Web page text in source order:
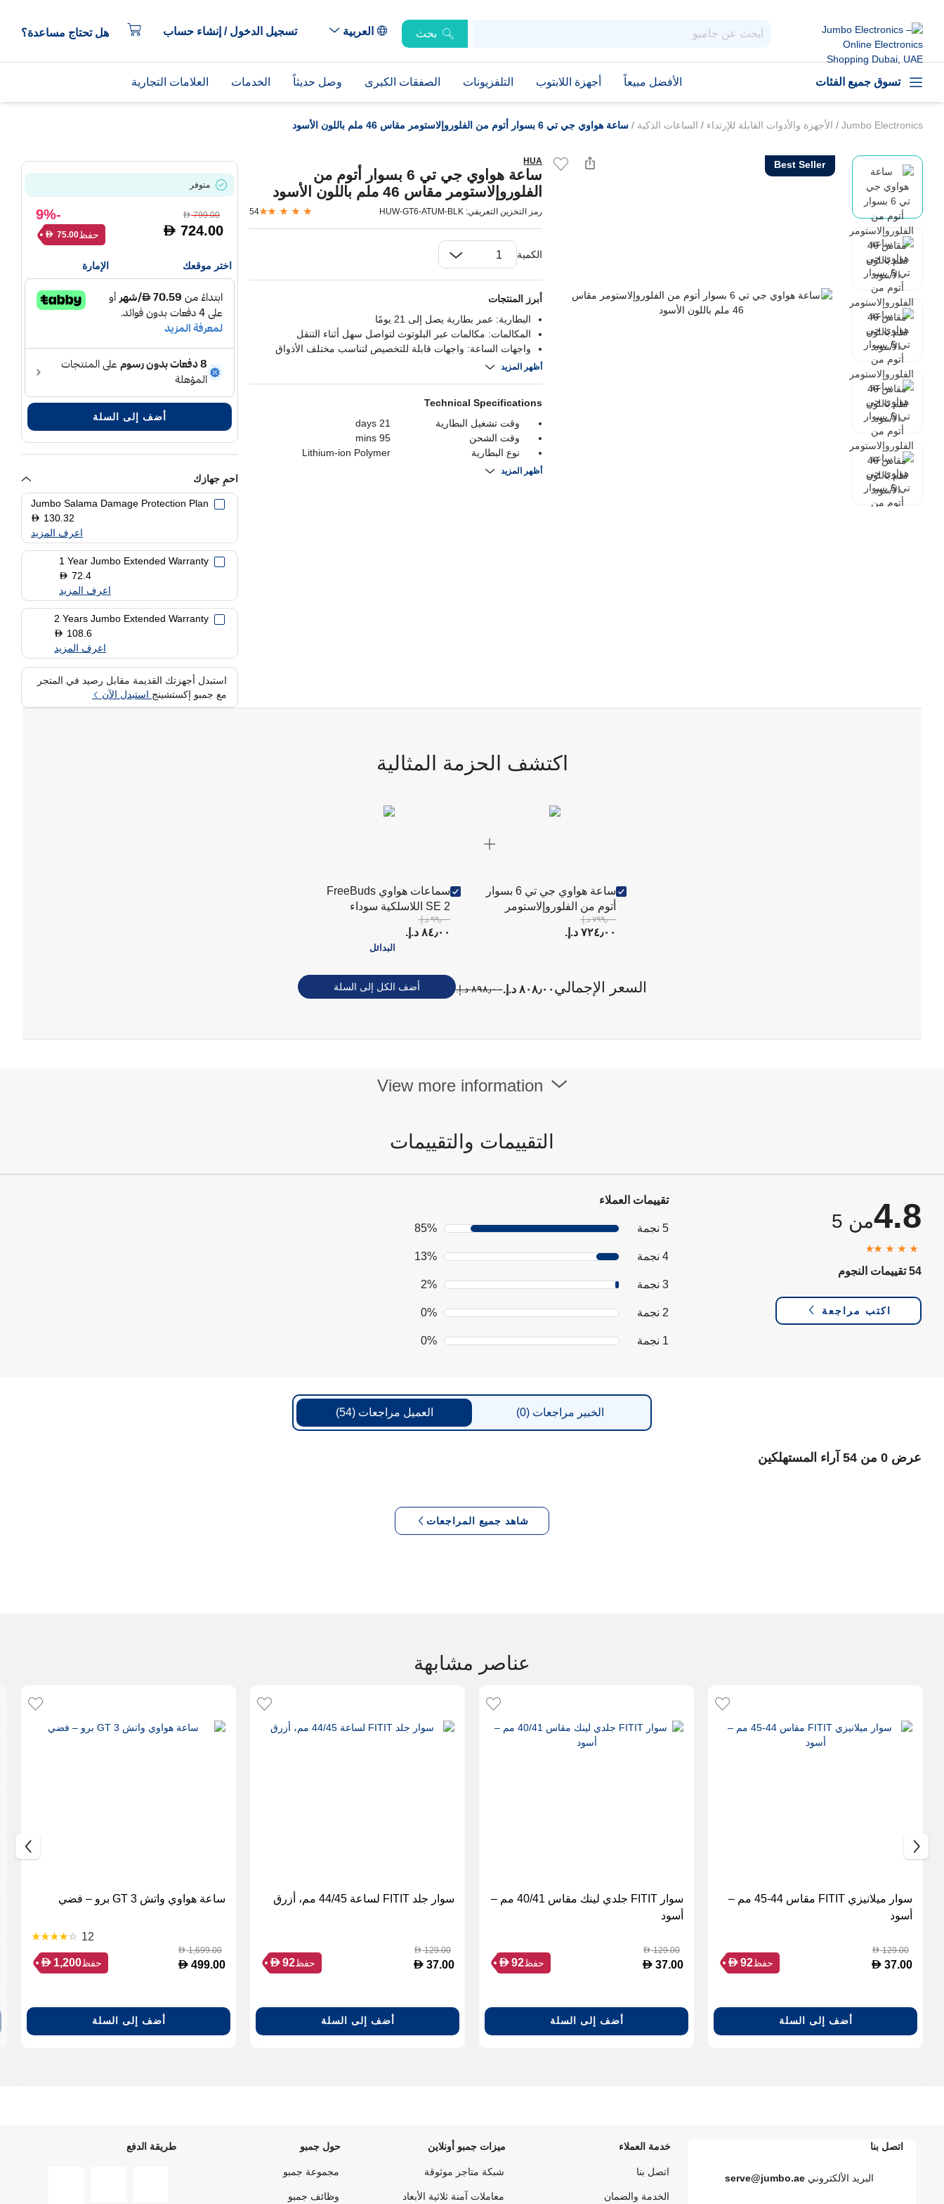
بحث العربية تسجيل الدخول / إنشاء حساب هل تحتاج مساعدة؟
تسوق جميع الفئات الأفضل مبيعاً أجهزة اللابتوب التلفزيونات الصفقات الكبرى وصل حديثاً الخدمات العلامات التجارية
Jumbo Electronics
/ الأجهزة والأدوات القابلة للإرتداء / الساعات الذكية / ساعة هواوي جي تي 6 بسوار أتوم من الفلوروإلاستومر مقاس 46 ملم باللون الأسود
Best Seller
HUA
ساعة هواوي جي تي 6 بسوار أتوم من
الفلوروإلاستومر مقاس 46 ملم باللون الأسود
رمز التخزين التعريفي: HUW-GT6-ATUM-BLK 54
الكمية
أبرز المنتجات
البطارية: عمر بطارية يصل إلى 21 يومًا
المكالمات: مكالمات عبر البلوتوث لتواصل سهل أثناء التنقل
واجهات الساعة: واجهات قابلة للتخصيص لتناسب مختلف الأذواق
والمناسبات
أظهر المزيد
Technical Specifications
وقت تشغيل البطارية
21 days
وقت الشحن
95 mins
نوع البطارية
Lithium-ion Polymer
بلوتوث
أظهر المزيد
متوفر
D799.00
D 724.00
-9%
حفظ D 75.00
اختر موقعك الإمارة
أضف إلى السلة
احمِ جهازك
Jumbo Salama Damage Protection Plan
D 130.32
اعرف المزيد
1 Year Jumbo Extended Warranty
D 72.4
اعرف المزيد
2 Years Jumbo Extended Warranty
D 108.6
اعرف المزيد
استبدل أجهزتك القديمة مقابل رصيد في المتجر
مع جمبو إكستشينج استبدل الآن
اكتشف الحزمة المثالية
ساعة هواوي جي تي 6 بسوار
أتوم من الفلوروإلاستومر
مقاس 46 ملم باللون الأسود
٧٢٤٫٠٠ د.إ.‏
٧٩٩٫٠٠ د.إ.‏
سماعات هواوي FreeBuds
SE 2 اللاسلكية سوداء
٨٤٫٠٠ د.إ.‏
٩٩٫٠٠ د.إ.‏
البدائل
السعر الإجمالي ٨٠٨٫٠٠ د.إ.‏ ٨٩٨٫٠٠ د.إ.‏ أضف الكل إلى السلة
View more information
التقييمات والتقييمات
4.8من 5
54 تقييمات النجوم
اكتب مراجعة
تقييمات العملاء
5 نجمة 85%
4 نجمة 13%
3 نجمة 2%
2 نجمة 0%
1 نجمة 0%
العميل مراجعات (54) الخبير مراجعات (0)
عرض 0 من 54 آراء المستهلكين
شاهد جميع المراجعات
عناصر مشابهة
سوار ميلانيزي FITIT مقاس 44-45 مم –
أسود
D129.00
D 37.00 حفظ D 92
أضف إلى السلة
سوار FITIT جلدي لينك مقاس 40/41 مم –
أسود
D129.00
D 37.00 حفظ D 92
أضف إلى السلة
سوار جلد FITIT لساعة 44/45 مم، أزرق
D129.00
D 37.00 حفظ D 92
أضف إلى السلة
ساعة هواوي واتش GT 3 برو – فضي
12
D1,699.00
D 499.00 حفظ D 1,200
أضف إلى السلة
اتصل بنا
البريد الألكتروني serve@jumbo.ae
خدمة العملاء
اتصل بنا
الخدمة والضمان
ميزات جمبو أونلاين
شبكة متاجر موثوقة
معاملات آمنة ثلاثية الأبعاد
حول جمبو
مجموعة جمبو
وظائف جمبو
طريقة الدفع